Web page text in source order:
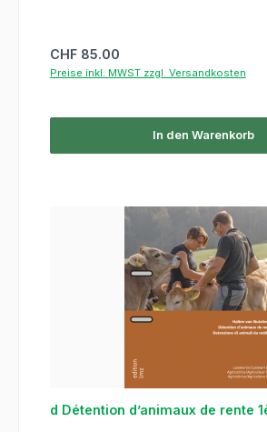
Regulärer Preis:
CHF 85.00
Preise inkl. MWST zzgl. Versandkosten
In den Warenkorb
d Détention d’animaux de rente